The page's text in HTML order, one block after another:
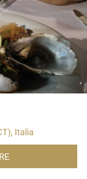
Italia